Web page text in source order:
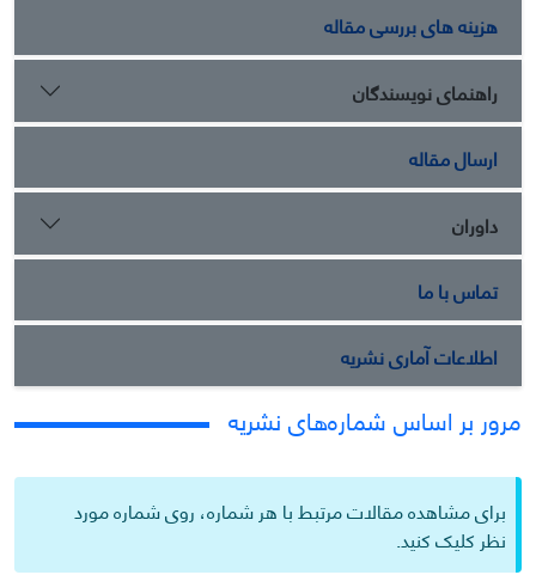
هزینه های بررسی مقاله
راهنمای نویسندگان
ارسال مقاله
داوران
تماس با ما
اطلاعات آماری نشریه
مرور بر اساس شماره‌های نشریه
برای مشاهده مقالات مرتبط با هر شماره، روی شماره مورد
نظر کلیک کنید.